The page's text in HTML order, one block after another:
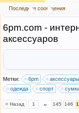
Форум ... Каталог
6pm.com -
аксессуаров
Метки: 6pm аксессуары
одежда
спорт
< Назад 1 ← 145 146
Последние сообщения